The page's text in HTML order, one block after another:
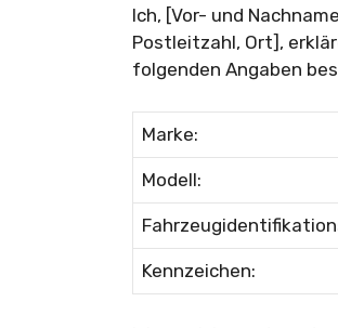
Ich, [Vor- und
Postleitzahl, Ort],
folgenden Angaben
Marke:
Modell:
Kennzeichen: